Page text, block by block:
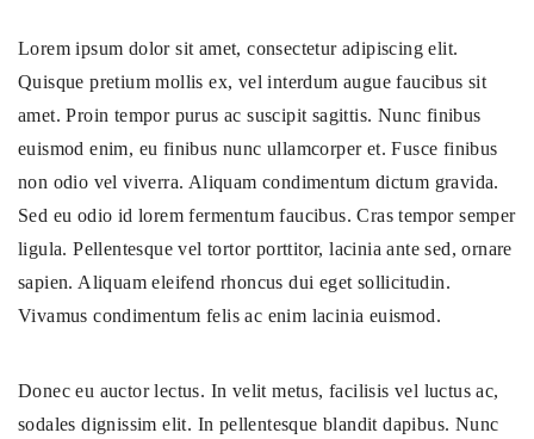
Lorem ipsum dolor sit amet, consectetur adipiscing elit.
Quisque pretium mollis ex, vel interdum augue faucibus sit
amet. Proin tempor purus ac suscipit sagittis. Nunc finibus
euismod enim, eu finibus nunc ullamcorper et. Fusce finibus
non odio vel viverra. Aliquam condimentum dictum gravida.
Sed eu odio id lorem fermentum faucibus. Cras tempor semper
ligula. Pellentesque vel tortor porttitor, lacinia ante sed, ornare
sapien. Aliquam eleifend rhoncus dui eget sollicitudin.
Vivamus condimentum felis ac enim lacinia euismod.
Donec eu auctor lectus. In velit metus, facilisis vel luctus ac,
sodales dignissim elit. In pellentesque blandit dapibus. Nunc